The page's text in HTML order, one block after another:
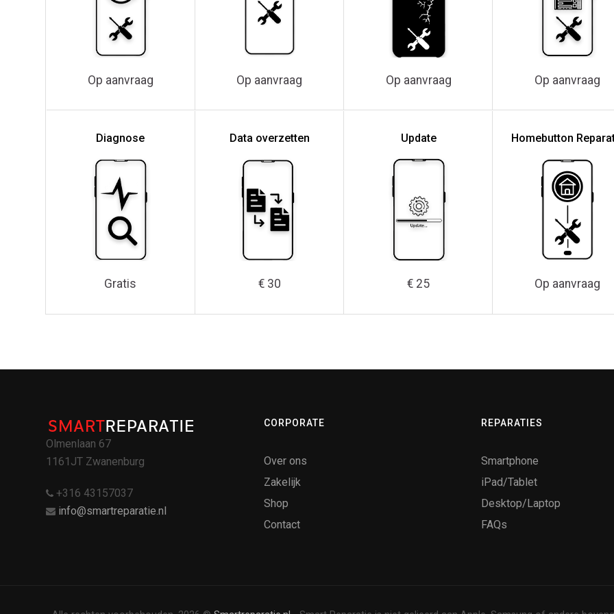
Op aanvraag Op aanvraag Op aanvraag Op aanvraag
Diagnose
Gratis
Data overzetten
€ 30
Update
€ 25
Homebutton
Op aanvraag
Olmenlaan 67
1161JT Zwanenburg
+316 43157037
info@smartreparatie.nl
CORPORATE
Over ons
Zakelijk
Shop
Contact
REPARATIES
Smartphone
iPad/Tablet
Desktop/Laptop
FAQs